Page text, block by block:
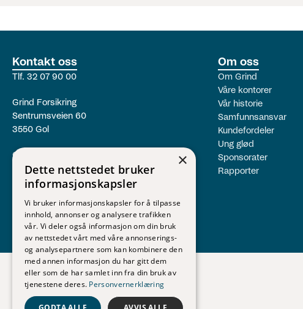
Kontakt oss
Tlf. 32 07 90 00
Grind Forsikring
Sentrumsveien 60
3550 Gol
Org.nr. 957 091 148
Våre åpningstider:
08.00 - 16.00
Om oss
Om Grind
Våre kontorer
Vår historie
Samfunnsansvar
Kundefordeler
Ung glød
Sponsorater
Rapporter
×
Dette nettstedet bruker
informasjonskapsler
Vi bruker informasjonskapsler for å tilpasse
innhold, annonser og analysere trafikken
vår. Vi deler også informasjon om din bruk
av nettstedet vårt med våre annonserings-
og analysepartnere som kan kombinere den
med annen informasjon du har gitt dem
eller som de har samlet inn fra din bruk av
tjenestene deres. Personvernerklæring